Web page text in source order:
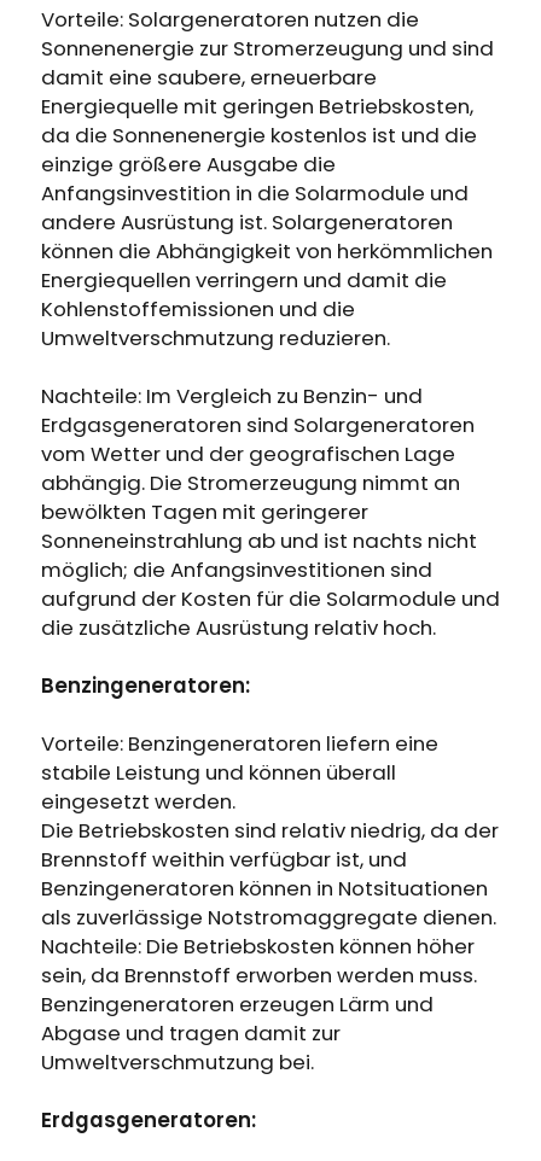
Anmeldung
Benutzerkonto erstellen
Vorteile: Solargeneratoren nutzen die
Sonnenenergie zur Stromerzeugung und sind
damit eine saubere, erneuerbare
Energiequelle mit geringen Betriebskosten,
da die Sonnenenergie kostenlos ist und die
einzige größere Ausgabe die
Anfangsinvestition in die Solarmodule und
andere Ausrüstung ist. Solargeneratoren
können die Abhängigkeit von herkömmlichen
Energiequellen verringern und damit die
Kohlenstoffemissionen und die
Umweltverschmutzung reduzieren.
Nachteile: Im Vergleich zu Benzin- und
Erdgasgeneratoren sind Solargeneratoren
vom Wetter und der geografischen Lage
abhängig. Die Stromerzeugung nimmt an
bewölkten Tagen mit geringerer
Sonneneinstrahlung ab und ist nachts nicht
möglich; die Anfangsinvestitionen sind
aufgrund der Kosten für die Solarmodule und
die zusätzliche Ausrüstung relativ hoch.
Benzingeneratoren:
Vorteile: Benzingeneratoren liefern eine
stabile Leistung und können überall
eingesetzt werden.
Die Betriebskosten sind relativ niedrig, da der
Brennstoff weithin verfügbar ist, und
Benzingeneratoren können in Notsituationen
als zuverlässige Notstromaggregate dienen.
Nachteile: Die Betriebskosten können höher
sein, da Brennstoff erworben werden muss.
Benzingeneratoren erzeugen Lärm und
Abgase und tragen damit zur
Umweltverschmutzung bei.
Erdgasgeneratoren: